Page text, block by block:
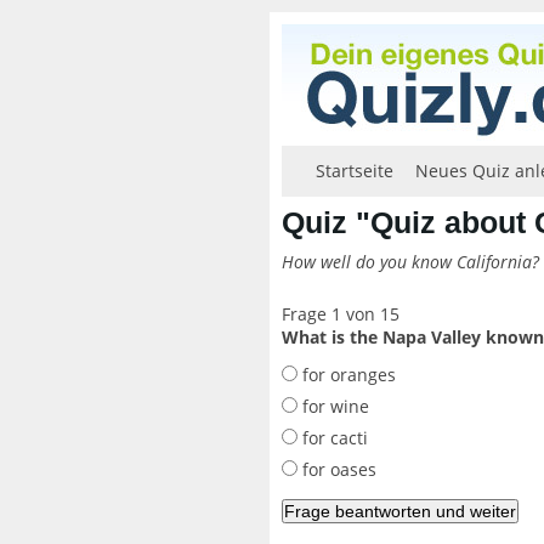
Startseite Neues Quiz
Quiz "Quiz about
How well do you know California?
Frage 1 von 15
What is the Napa Valley
for oranges
for wine
for cacti
for oases